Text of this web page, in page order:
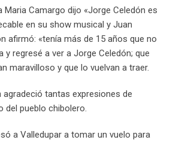
Maria Camargo dijo «Jorge Celedón es
en su show musical y Juan
afirmó: «tenía más de 15 años que no
y regresé a ver a Jorge Celedón; que
maravilloso y que lo vuelvan a traer.
agradeció tantas expresiones de
del pueblo chibolero.
a Valledupar a tomar un vuelo para